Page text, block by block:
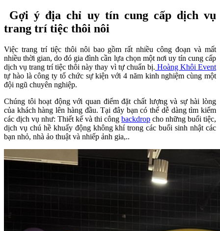
Gợi ý địa chỉ uy tín cung cấp dịch vụ
trang trí tiệc thôi nôi
Việc trang trí tiệc thôi nôi bao gồm rất nhiều công đoạn và mất
nhiều thời gian, do đó gia đình cần lựa chọn một nơi uy tín cung cấp
dịch vụ trang trí tiệc thôi này thay vì tự chuẩn bị. Hoàng Khôi Event
tự hào là công ty tổ chức sự kiện với 4 năm kinh nghiệm cùng một
đội ngũ chuyên nghiệp.
Chúng tôi hoạt động với quan điểm đặt chất lượng và sự hài lòng
của khách hàng lên hàng đầu. Tại đây bạn có thể dễ dàng tìm kiếm
các dịch vụ như: Thiết kế và thi công backdrop cho những buổi tiệc,
dịch vụ chú hề khuấy động không khí trong các buổi sinh nhật các
bạn nhỏ, nhà ảo thuật và nhiếp ảnh gia,..